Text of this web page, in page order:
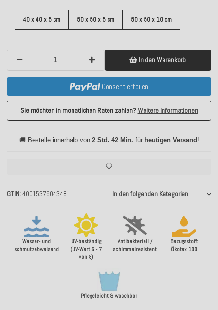
Wasser- und
schmutzabweisend
UV-beständig
(UV-Wert 6 - 7
von 8)
Antibakteriell /
schimmelresistent
Bezugsstoff:
Ökotex 100
Pflegeleicht & waschbar
GTIN 4001537904348 In den folgenden Kategorien
40 x 40 x 5 cm 50 x 50 x 5 cm 50 x 50 x 10 cm
In den Warenkorb
Consent erteilen
Sie möchten in monatlichen Raten zahlen?Weitere Informationen
🚚 Bestelle innerhalb von 2 Std. 42 Min. für heutigen Versand!